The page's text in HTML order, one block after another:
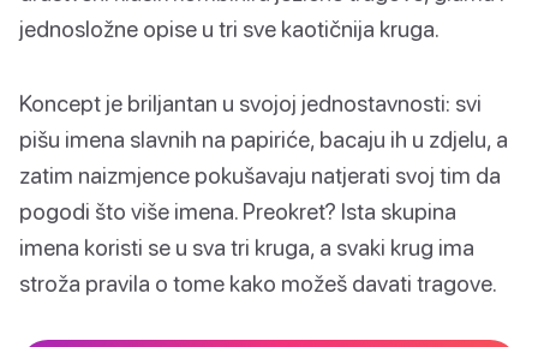
jednosložne opise u tri sve kaotičnija kruga.
Koncept je briljantan u svojoj jednostavnosti: svi
pišu imena slavnih na papiriće, bacaju ih u zdjelu, a
zatim naizmjence pokušavaju natjerati svoj tim da
pogodi što više imena. Preokret? Ista skupina
imena koristi se u sva tri kruga, a svaki krug ima
stroža pravila o tome kako možeš davati tragove.